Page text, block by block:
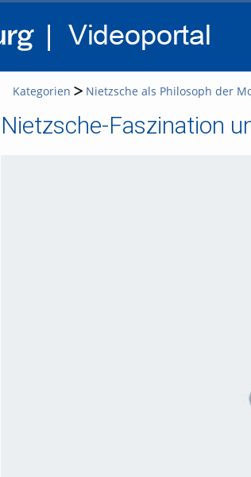
Kategorien Nietzsche als Philosoph der
Nietzsche-Faszination